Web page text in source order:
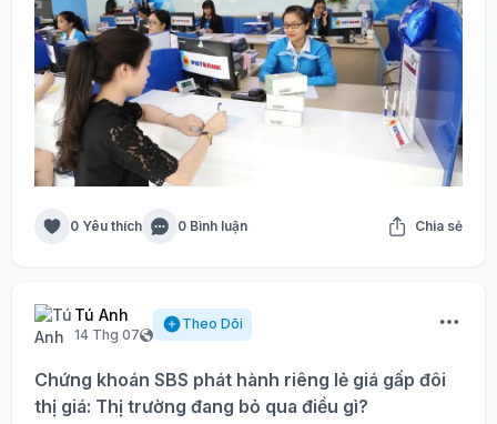
0 Yêu thích 0 Bình luận Chia sẻ
Tú Anh
14 Thg 07
Theo Dõi
Chứng khoán SBS phát hành riêng lẻ giá gấp đôi
thị giá: Thị trường đang bỏ qua điều gì?